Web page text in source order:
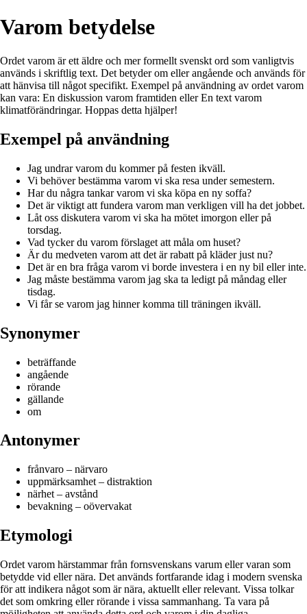
Varom betydelse
Ordet varom är ett äldre och mer formellt svenskt ord som vanligtvis
används i skriftlig text. Det betyder om eller angående och används för
att hänvisa till något specifikt. Exempel på användning av ordet varom
kan vara: En diskussion varom framtiden eller En text varom
klimatförändringar. Hoppas detta hjälper!
Exempel på användning
Jag undrar varom du kommer på festen ikväll.
Vi behöver bestämma varom vi ska resa under semestern.
Har du några tankar varom vi ska köpa en ny soffa?
Det är viktigt att fundera varom man verkligen vill ha det jobbet.
Låt oss diskutera varom vi ska ha mötet imorgon eller på
torsdag.
Vad tycker du varom förslaget att måla om huset?
Är du medveten varom att det är rabatt på kläder just nu?
Det är en bra fråga varom vi borde investera i en ny bil eller inte.
Jag måste bestämma varom jag ska ta ledigt på måndag eller
tisdag.
Vi får se varom jag hinner komma till träningen ikväll.
Synonymer
beträffande
angående
rörande
gällande
om
Antonymer
frånvaro – närvaro
uppmärksamhet – distraktion
närhet – avstånd
bevakning – oövervakat
Etymologi
Ordet varom härstammar från fornsvenskans varum eller varan som
betydde vid eller nära. Det används fortfarande idag i modern svenska
för att indikera något som är nära, aktuellt eller relevant. Vissa tolkar
det som omkring eller rörande i vissa sammanhang. Ta vara på